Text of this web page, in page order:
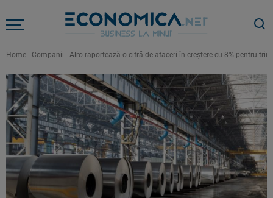
Home - Companii - Alro raportează o cifră de afaceri în creștere cu 8% pentru